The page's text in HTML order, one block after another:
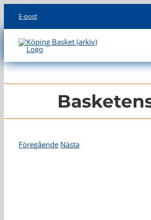
content
E-post
Föregående Nästa